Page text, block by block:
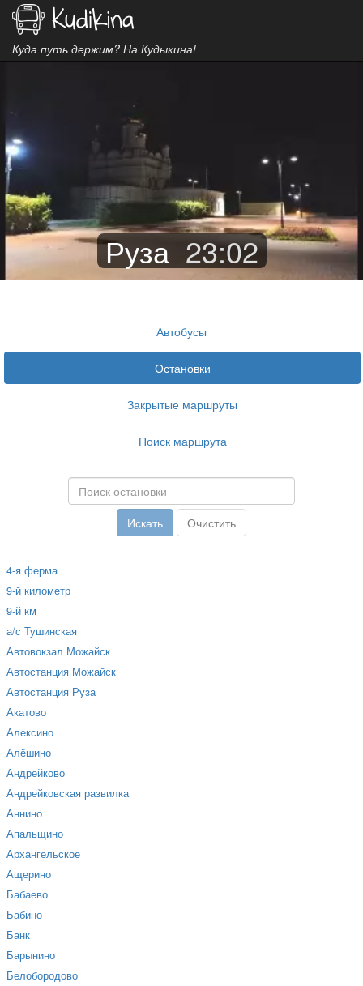
Куда путь держим? На Кудыкина!
Руза 23:02
Автобусы
Остановки
Закрытые маршруты
Поиск маршрута
4-я ферма
9-й километр
9-й км
а/с Тушинская
Автовокзал Можайск
Автостанция Можайск
Автостанция Руза
Акатово
Алексино
Алёшино
Андрейково
Андрейковская развилка
Аннино
Апальщино
Архангельское
Ащерино
Бабаево
Бабино
Банк
Барынино
Белобородово